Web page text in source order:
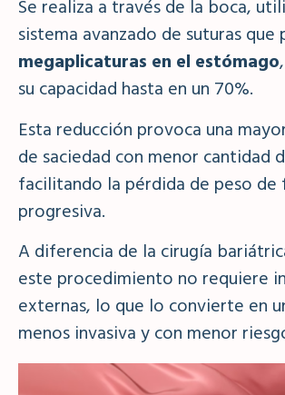
Se realiza a través de la boca,
sistema avanzado de suturas
megaplicaturas en el estómago
su capacidad hasta en un 70%.
Esta reducción provoca una
de saciedad con menor cantidad
facilitando la pérdida de peso de
progresiva.
A diferencia de la cirugía
este procedimiento no requiere
externas, lo que lo convierte en
menos invasiva y con menor